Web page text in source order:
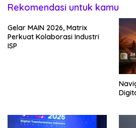
Rekomendasi untuk kamu
Gelar MAIN 2026, Matrix
Perkuat Kolaborasi Industri
ISP